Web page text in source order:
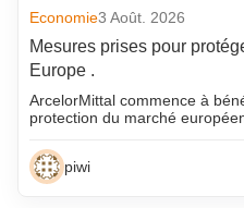
Economie3 Août. 2026
Mesures prises pour
Europe .
ArcelorMittal commence à
protection du marché
piwi